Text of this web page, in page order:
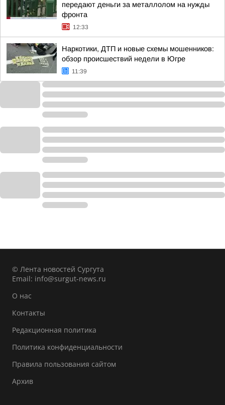
передают деньги за металлолом на нужды
фронта
12:33
Наркотики, ДТП и новые схемы мошенников:
обзор происшествий недели в Югре
11:39
© Лента новостей Сургута
Email: info@surgut-news.ru
О нас
Контакты
Редакционная политика
Политика конфиденциальности
Правила пользования сайтом
Архив